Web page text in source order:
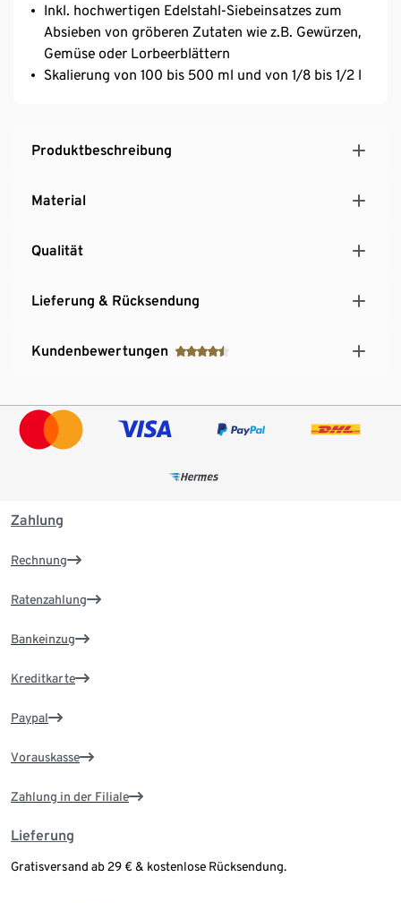
Inkl. hochwertigen Edelstahl-Siebeinsatzes zum
Absieben von gröberen Zutaten wie z.B. Gewürzen,
Gemüse oder Lorbeerblättern
Skalierung von 100 bis 500 ml und von 1/8 bis 1/2 l
Produktbeschreibung
Material
Qualität
Lieferung & Rücksendung
Kundenbewertungen
Zahlung
Rechnung
Ratenzahlung
Bankeinzug
Kreditkarte
Paypal
Vorauskasse
Zahlung in der Filiale
Lieferung
Gratisversand ab 29 € & kostenlose Rücksendung.